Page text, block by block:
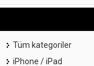
Tüm kategoriler
iPhone / iPad